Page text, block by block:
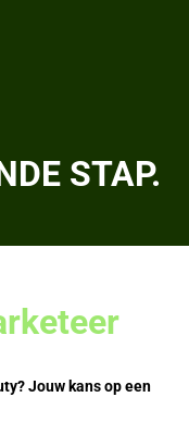
STAP.
Jouw kans op een